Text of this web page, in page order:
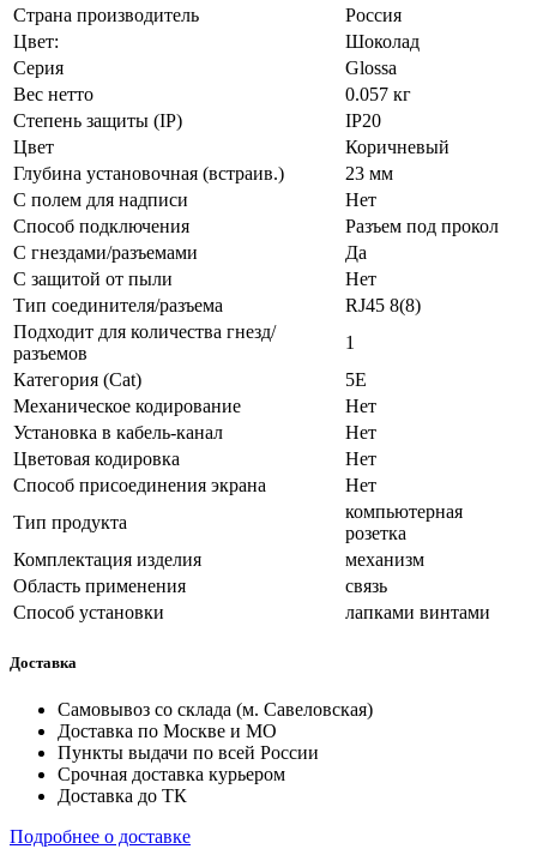
Страна производитель
Россия
Цвет:
Шоколад
Серия
Glossa
Вес нетто
0.057 кг
Степень защиты (IP)
IP20
Цвет
Коричневый
Глубина установочная (встраив.)
23 мм
С полем для надписи
Нет
Способ подключения
Разъем под прокол
С гнездами/разъемами
Да
С защитой от пыли
Нет
Тип соединителя/разъема
RJ45 8(8)
Подходит для количества гнезд/
разъемов
1
Категория (Cat)
5E
Механическое кодирование
Нет
Установка в кабель-канал
Нет
Цветовая кодировка
Нет
Способ присоединения экрана
Нет
Тип продукта
компьютерная
розетка
Комплектация изделия
механизм
Область применения
связь
Способ установки
лапками винтами
Доставка
Самовывоз со склада (м. Савеловская)
Доставка по Москве и МО
Пункты выдачи по всей России
Срочная доставка курьером
Доставка до ТК
Подробнее о доставке